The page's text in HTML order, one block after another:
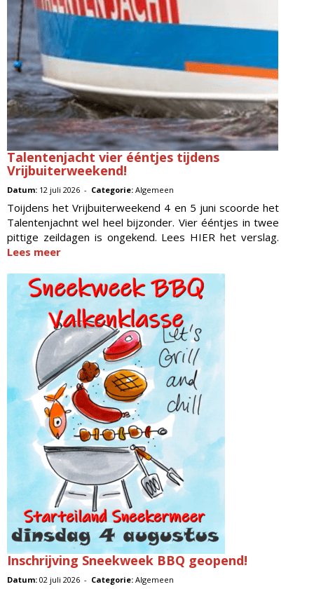
Talentenjacht vier ééntjes tijdens
Vrijbuiterweekend!
Datum: 12 juli 2026 - Categorie: Algemeen
Toijdens het Vrijbuiterweekend 4 en 5 juni scoorde het
Talentenjachnt wel heel bijzonder. Vier ééntjes in twee
pittige zeildagen is ongekend. Lees HIER het verslag.
Lees meer
Inschrijving Sneekweek BBQ geopend!
Datum: 02 juli 2026 - Categorie: Algemeen